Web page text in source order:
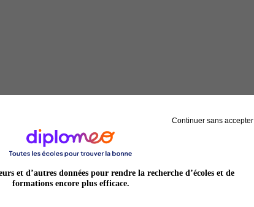
en pharmacie
Continuer sans accepter
et d’autres données pour rendre la recherche d’écoles et de
formations encore plus efficace.